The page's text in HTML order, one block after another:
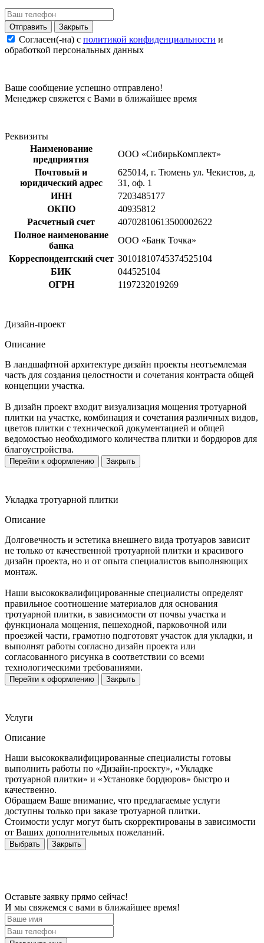
Закрыть
Согласен(-на) c политикой конфиденциальности и
обработкой персональных данных
Ваше сообщение успешно отправлено!
Менеджер свяжется с Вами в ближайшее время
Реквизиты
Наименование
предприятия
ООО «СибирьКомплект»
Почтовый и
юридический адрес
625014, г. Тюмень ул. Чекистов, д.
31, оф. 1
ИНН
7203485177
ОКПО
40935812
Расчетный счет
40702810613500002622
Полное наименование
банка
ООО «Банк Точка»
Корреспондентский счет 30101810745374525104
БИК
044525104
ОГРН
1197232019269
Дизайн-проект
Описание
В ландшафтной архитектуре дизайн проекты неотъемлемая
часть для создания целостности и сочетания контраста общей
концепции участка.
В дизайн проект входит визуализация мощения тротуарной
плитки на участке, комбинация и сочетания различных видов,
цветов плитки с технической документацией и общей
ведомостью необходимого количества плитки и бордюров для
благоустройства.
Перейти к оформлению Закрыть
Укладка тротуарной плитки
Описание
Долговечность и эстетика внешнего вида тротуаров зависит
не только от качественной тротуарной плитки и красивого
дизайн проекта, но и от опыта специалистов выполняющих
монтаж.
Наши высококвалифицированные специалисты определят
правильное соотношение материалов для основания
тротуарной плитки, в зависимости от почвы участка и
функционала мощения, пешеходной, парковочной или
проезжей части, грамотно подготовят участок для укладки, и
выполнят работы согласно дизайн проекта или
согласованного рисунка в соответствии со всеми
технологическими требованиями.
Перейти к оформлению Закрыть
Услуги
Описание
Наши высококвалифицированные специалисты готовы
выполнить работы по «Дизайн-проекту», «Укладке
тротуарной плитки» и «Установке бордюров» быстро и
качественно.
Обращаем Ваше внимание, что предлагаемые услуги
доступны только при заказе тротуарной плитки.
Стоимости услуг могут быть скорректированы в зависимости
от Ваших дополнительных пожеланий.
Выбрать Закрыть
Оставьте заявку прямо сейчас!
И мы свяжемся с вами в ближайшее время!